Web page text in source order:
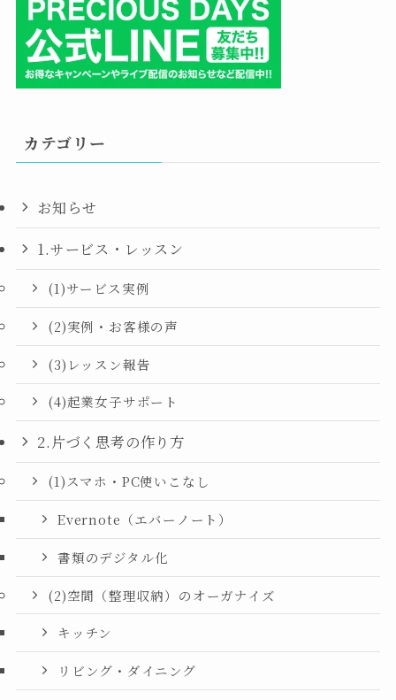
カテゴリー
お知らせ
1.サービス・レッスン
(1)サービス実例
(2)実例・お客様の声
(3)レッスン報告
(4)起業女子サポート
2.片づく思考の作り方
(1)スマホ・PC使いこなし
Evernote（エバーノート）
書類のデジタル化
(2)空間（整理収納）のオーガナイズ
キッチン
リビング・ダイニング